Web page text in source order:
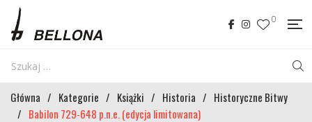
0
Główna / Kategorie / Książki / Historia / Historyczne Bitwy
/ Babilon 729-648 p.n.e. (edycja limitowana)